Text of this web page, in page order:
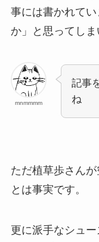
事には書かれて
か」と思ってしま
mnmmmm
記事
ね
ただ植草歩さん
とは事実です。
更に派手なシュ